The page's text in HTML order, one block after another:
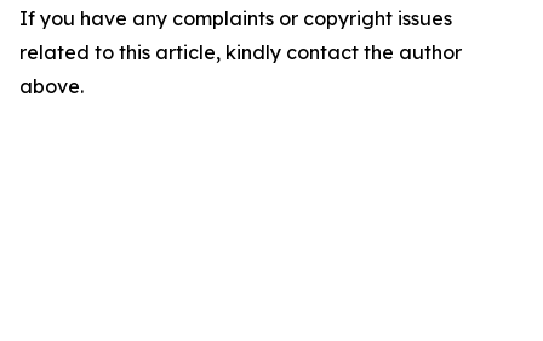
If you have any complaints or copyright issues
related to this article, kindly contact the author
above.